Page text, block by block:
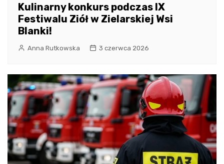
Kulinarny konkurs podczas IX
Festiwalu Ziół w Zielarskiej Wsi
Blanki!
Anna Rutkowska 3 czerwca 2026